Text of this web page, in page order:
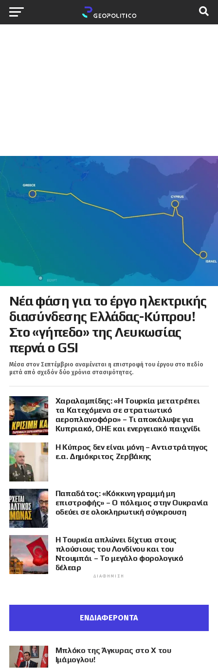
Νέα φάση για το έργο ηλεκτρικής
διασύνδεσης Ελλάδας-Κύπρου!
Στο «γήπεδο» της Λευκωσίας
περνά ο GSI
Μέσα στον Σεπτέμβριο αναμένεται η επιστροφή του έργου στο πεδίο
μετά από σχεδόν δύο χρόνια στασιμότητας.
Χαραλαμπίδης: «Η Τουρκία μετατρέπει
τα Κατεχόμενα σε στρατιωτικό
αεροπλανοφόρο» – Τι αποκάλυψε για
Κυπριακό, ΟΗΕ και ενεργειακό παιχνίδι
Η Κύπρος δεν είναι μόνη – Αντιστράτηγος
ε.α. Δημόκριτος Ζερβάκης
Παπαδάτος: «Κόκκινη γραμμή μη
επιστροφής» – Ο πόλεμος στην Ουκρανία
οδεύει σε ολοκληρωτική σύγκρουση
Η Τουρκία απλώνει δίχτυα στους
πλούσιους του Λονδίνου και του
Ντουμπάι – Το μεγάλο φορολογικό
δέλεαρ
ΔΙΑΦΉΜΙΣΗ
ΕΝΔΙΑΦΕΡΟΝΤΑ
Μπλόκο της Άγκυρας στο X του
Ιμάμογλου!